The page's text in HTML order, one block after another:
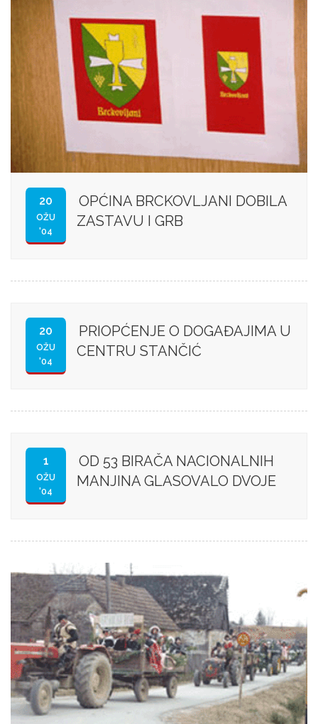
20
OŽU
'04
OPĆINA BRCKOVLJANI DOBILA
ZASTAVU I GRB
20
OŽU
'04
PRIOPĆENJE O DOGAĐAJIMA U
CENTRU STANČIĆ
1
OŽU
'04
OD 53 BIRAČA NACIONALNIH
MANJINA GLASOVALO DVOJE